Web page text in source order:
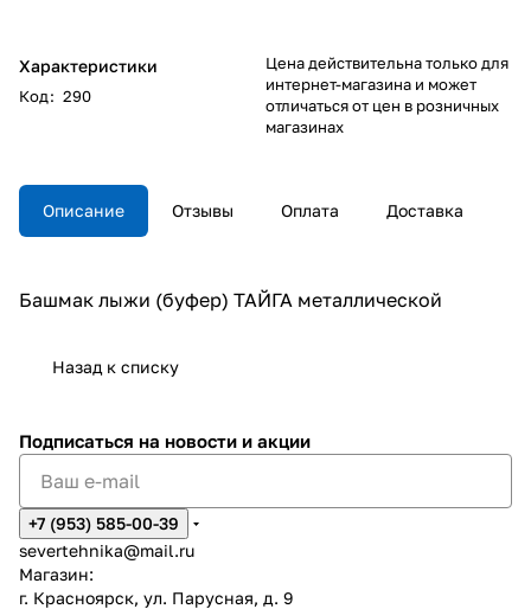
Характеристики
Код: 290
Цена действительна только для
интернет-магазина и может
отличаться от цен в розничных
магазинах
Описание Отзывы Оплата Доставка
Башмак лыжи (буфер) ТАЙГА металлической
Назад к списку
Подписаться на новости и акции
+7 (953) 585-00-39
severtehnika@mail.ru
Магазин:
г. Красноярск, ул. Парусная, д. 9